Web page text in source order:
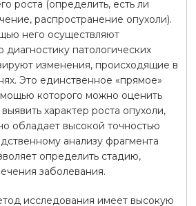
роста (определить, есть ли
распространение опухоли).
него осуществляют
патологических
изменения, происходящие в
Это единственное «прямое»
которого можно оценить
характер роста опухоли,
обладает высокой точностью
анализу фрагмента
определить стадию,
заболевания.
исследования имеет высокую